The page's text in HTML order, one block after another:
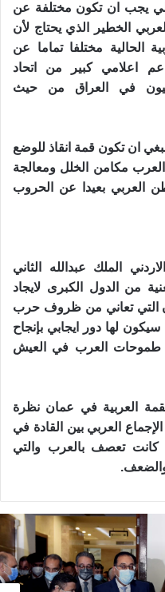
في 29 آذار الحالي يجب ان تكون مختلفة عن
الخطير الذي يحتاج لأن
الحالية مختلفا تماما عن
اعلامي كبير من اتحاد
في العراق من حيث
ان تكون قمة انقاذ للوضع
مكامن الخلل ومعالجة
العربي بعيدا عن الحروب
الملك عبدالله الثاني
من الدول الكبرى لايجاد
التي تعاني من ظروف حرب
لها دور ايجابي بإنجاح
طموحات العرب في العيش
العربية في عمان نظرة
العربي بين القادة في
كانت تعصف بالعرب والتي
والضعف.